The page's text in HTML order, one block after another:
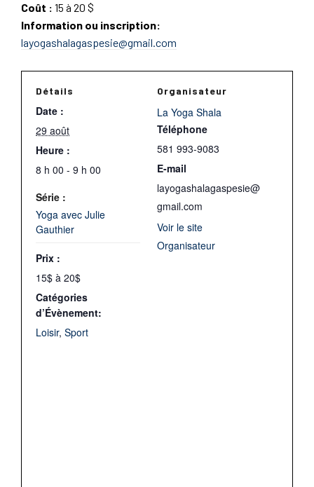
Coût : 15 à 20 $
Information ou inscription:
layogashalagaspesie@gmail.com
Détails
Date :
29 août
Heure :
8 h 00 - 9 h 00
Série :
Yoga avec Julie
Gauthier
Prix :
15$ à 20$
Catégories
d’Évènement:
Loisir, Sport
Organisateur
La Yoga Shala
Téléphone
581 993-9083
E-mail
layogashalagaspesie@
gmail.com
Voir le site
Organisateur